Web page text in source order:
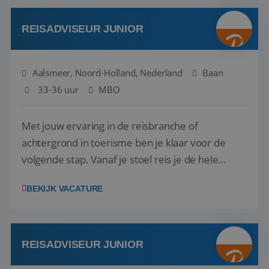
werken: of het nu gaat om vragen ...
REISADVISEUR JUNIOR
Aalsmeer, Noord-Holland, Nederland
Baan
33-36 uur
MBO
Met jouw ervaring in de reisbranche of
achtergrond in toerisme ben je klaar voor de
volgende stap. Vanaf je stoel reis je de hele
wensen van je team, je klant en wat er in de
klanten te overtuigen om die droomreis te
boeken! ...
BEKIJK VACATURE
REISADVISEUR JUNIOR